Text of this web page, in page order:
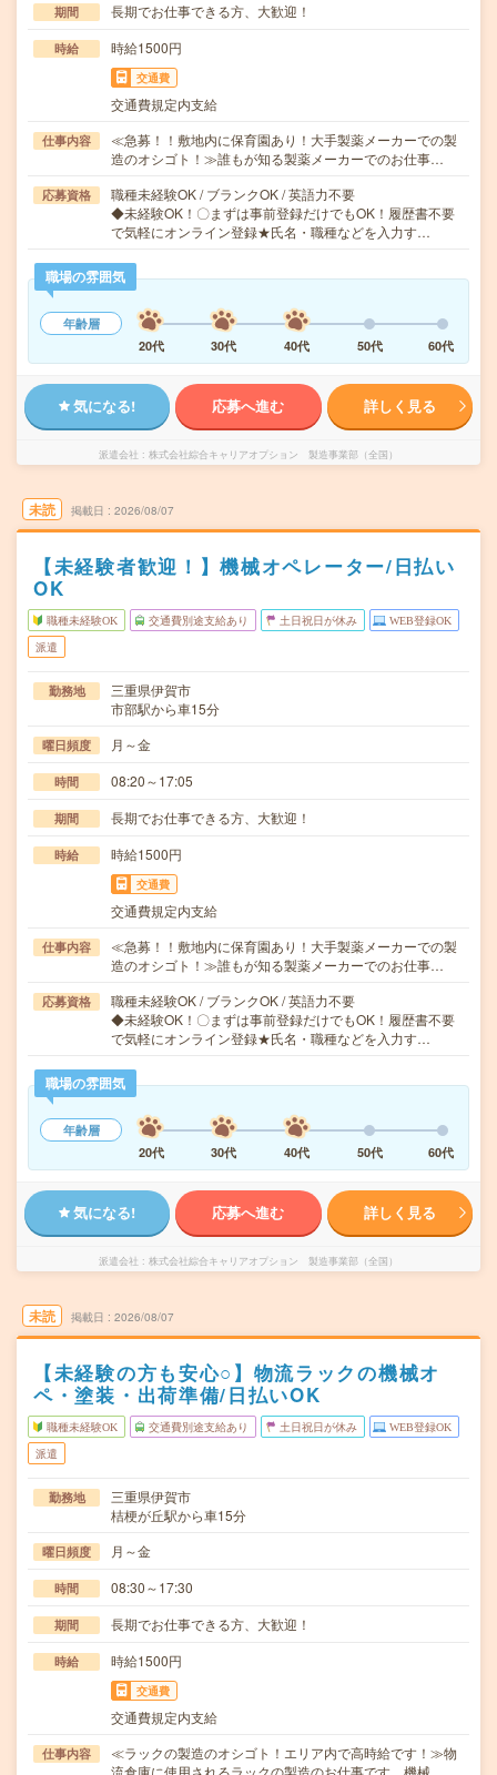
期間 長期でお仕事できる方、大歓迎！
時給 時給1500円
交通費
交通費規定内支給
仕事内容
≪急募！！敷地内に保育園あり！大手製薬メーカーでの製
造のオシゴト！≫誰もが知る製薬メーカーでのお仕事…
応募資格
職種未経験OK / ブランクOK / 英語力不要
◆未経験OK！〇まずは事前登録だけでもOK！履歴書不要
で気軽にオンライン登録★氏名・職種などを入力す…
職場の雰囲気
年齢層
20代
30代 40代 50代 60代
気になる! 応募へ進む 詳しく見る
派遣会社 株式会社綜合キャリアオプション 製造事業部（全国）
未読 掲載日 2026/08/07
【未経験者歓迎！】機械オペレーター/日払い
OK
職種未経験OK 交通費別途支給あり 土日祝日が休み WEB登録OK
派遣
勤務地
三重県伊賀市
市部駅から車15分
曜日頻度 月～金
時間 08:20～17:05
期間 長期でお仕事できる方、大歓迎！
時給 時給1500円
交通費
交通費規定内支給
仕事内容
≪急募！！敷地内に保育園あり！大手製薬メーカーでの製
造のオシゴト！≫誰もが知る製薬メーカーでのお仕事…
応募資格
職種未経験OK / ブランクOK / 英語力不要
◆未経験OK！〇まずは事前登録だけでもOK！履歴書不要
で気軽にオンライン登録★氏名・職種などを入力す…
職場の雰囲気
年齢層
20代
30代 40代 50代 60代
気になる! 応募へ進む 詳しく見る
派遣会社 株式会社綜合キャリアオプション 製造事業部（全国）
未読 掲載日 2026/08/07
【未経験の方も安心○】物流ラックの機械オ
ペ・塗装・出荷準備/日払いOK
職種未経験OK 交通費別途支給あり 土日祝日が休み WEB登録OK
派遣
勤務地
三重県伊賀市
桔梗が丘駅から車15分
曜日頻度 月～金
時間 08:30～17:30
期間 長期でお仕事できる方、大歓迎！
時給 時給1500円
交通費
交通費規定内支給
仕事内容
≪ラックの製造のオシゴト！エリア内で高時給です！≫物
流倉庫に使用されるラックの製造のお仕事です。機械…